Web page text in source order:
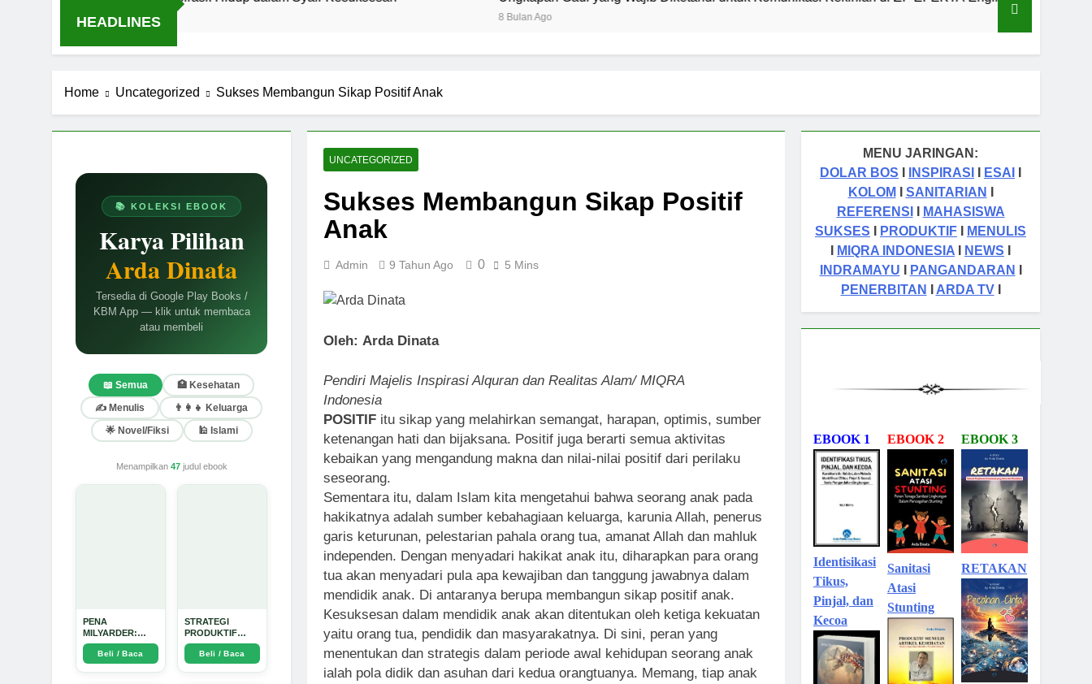
HEADLINES
Home Uncategorized Sukses Membangun Sikap Positif Anak
📚 KOLEKSI EBOOK
Karya Pilihan
Arda Dinata
Tersedia di Google Play Books /
KBM App — klik untuk membaca
atau membeli
📖 Semua
🏥 Kesehatan
✍️ Menulis
👨‍👩‍👧 Keluarga
🌟 Novel/Fiksi
🕌 Islami
Menampilkan 47judul ebook
PENA
MILYARDER:
Kisah, Rahasia
Sukses, dan
Panduan Menjadi
Beli / Baca
STRATEGI
PRODUKTIF
MENULIS
UPDATE - Arda
Dinata
Beli / Baca
UNCATEGORIZED
Sukses Membangun Sikap Positif
Anak
Admin 9 Tahun Ago 0 5 Mins
Oleh: Arda Dinata
Pendiri Majelis Inspirasi Alquran dan Realitas Alam/ MIQRA
Indonesia
POSITIF itu sikap yang melahirkan semangat, harapan, optimis, sumber
ketenangan hati dan bijaksana. Positif juga berarti semua aktivitas
kebaikan yang mengandung makna dan nilai-nilai positif dari perilaku
seseorang.
Sementara itu, dalam Islam kita mengetahui bahwa seorang anak pada
hakikatnya adalah sumber kebahagiaan keluarga, karunia Allah, penerus
garis keturunan, pelestarian pahala orang tua, amanat Allah dan mahluk
independen. Dengan menyadari hakikat anak itu, diharapkan para orang
tua akan menyadari pula apa kewajiban dan tanggung jawabnya dalam
mendidik anak. Di antaranya berupa membangun sikap positif anak.
Kesuksesan dalam mendidik anak akan ditentukan oleh ketiga kekuatan
yaitu orang tua, pendidik dan masyarakatnya. Di sini, peran yang
menentukan dan strategis dalam periode awal kehidupan seorang anak
ialah pola didik dan asuhan dari kedua orangtuanya. Memang, tiap anak
MENU JARINGAN:
DOLAR BOS
INSPIRASI ESAI
KOLOM
SANITARIAN
REFERENSI
MAHASISWA
SUKSES
PRODUKTIF
MENULIS
MIQRA INDONESIA NEWS
INDRAMAYU
PANGANDARAN
PENERBITAN
ARDA TVI
EBOOK 1
Identisikasi
Tikus,
Pinjal, dan
Kecoa
EBOOK 2
Sanitasi
Atasi
Stunting
EBOOK 3
RETAKAN